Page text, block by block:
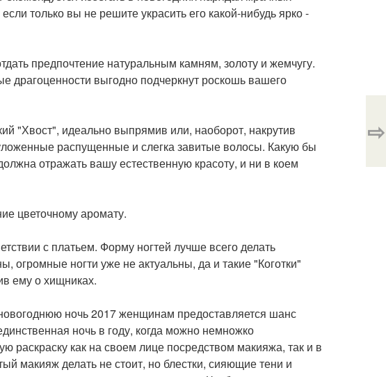
только вы не решите украсить его какой-нибудь ярко -
предпочтение натуральным камням, золоту и жемчугу.
драгоценности выгодно подчеркнут роскошь вашего
"Хвост", идеально выпрямив или, наоборот, накрутив
распущенные и слегка завитые волосы. Какую бы
отражать вашу естественную красоту, и ни в коем
цветочному аромату.
с платьем. Форму ногтей лучше всего делать
ногти уже не актуальны, да и такие "Коготки"
ему о хищниках.
ночь 2017 женщинам предоставляется шанс
ночь в году, когда можно немножко
раскраску как на своем лице посредством макияжа, так и в
макияж делать не стоит, но блестки, сияющие тени и
⇨